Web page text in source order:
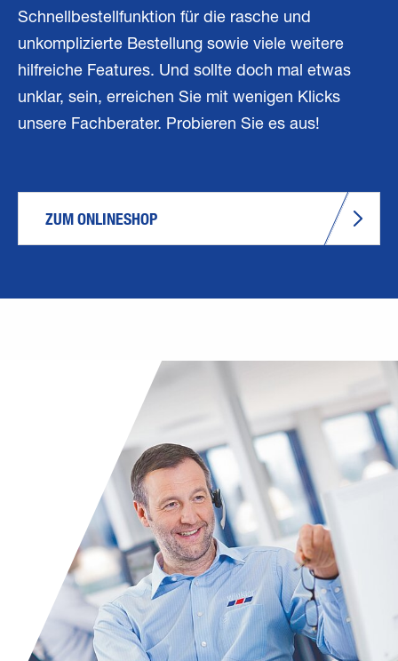
Schnellbestellfunktion für die rasche und
unkomplizierte Bestellung sowie viele weitere
hilfreiche Features. Und sollte doch mal etwas
unklar, sein, erreichen Sie mit wenigen Klicks
unsere Fachberater. Probieren Sie es aus!
ZUM ONLINESHOP